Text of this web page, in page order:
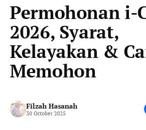
Permohonan i-
2026, Syarat,
Kelayakan &
Memohon
Filzah Hasanah
30 October 2025